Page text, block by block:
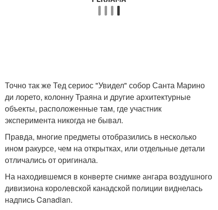
Точно так же Тед сериос "Увидел" собор Санта Марино
ди лорето, колонну Траяна и другие архитектурные
объекты, расположенные там, где участник
эксперимента никогда не бывал.
Правда, многие предметы отобразились в несколько
ином ракурсе, чем на открытках, или отдельные детали
отличались от оригинала.
На находившемся в конверте снимке ангара воздушного
дивизиона королевской канадской полиции виднелась
надпись Canadian.